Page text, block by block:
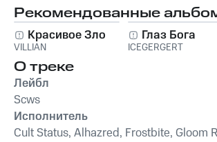
Рекомендованные
Красивое Зло
VILLIAN
Глаз Бога
ICEGERGERT
О треке
Лейбл
Scws
Исполнитель
Cult Status, Alhazred, Frostbite, Gloom